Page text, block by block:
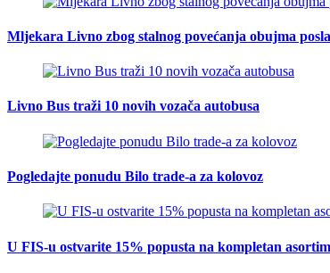
Mljekara Livno zbog stalnog povećanja obujma
Livno Bus traži 10 novih vozača autobusa
Pogledajte ponudu Bilo trade-a za kolovoz
U FIS-u ostvarite 15% popusta na kompletan